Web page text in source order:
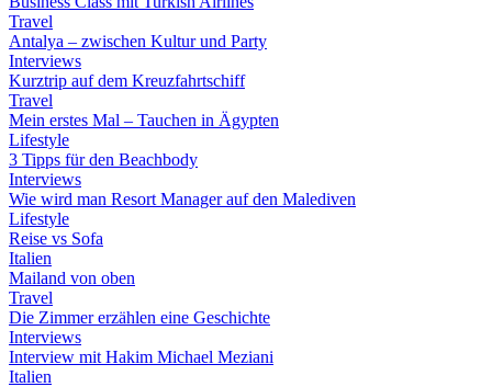
Travel
Antalya – zwischen Kultur und Party
Interviews
Kurztrip auf dem Kreuzfahrtschiff
Travel
Mein erstes Mal – Tauchen in Ägypten
Lifestyle
3 Tipps für den Beachbody
Interviews
Wie wird man Resort Manager auf den Malediven
Lifestyle
Reise vs Sofa
Italien
Mailand von oben
Travel
Die Zimmer erzählen eine Geschichte
Interviews
Interview mit Hakim Michael Meziani
Italien